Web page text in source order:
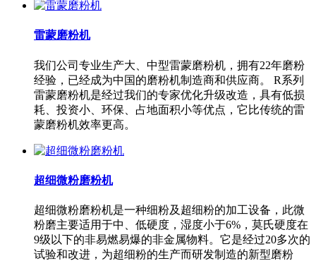
雷蒙磨粉机
我们公司专业生产大、中型雷蒙磨粉机，拥有22年磨粉
经验，已经成为中国的磨粉机制造商和供应商。 R系列
雷蒙磨粉机是经过我们的专家优化升级改造，具有低损
耗、投资小、环保、占地面积小等优点，它比传统的雷
蒙磨粉机效率更高。
超细微粉磨粉机
超细微粉磨粉机是一种细粉及超细粉的加工设备，此微
粉磨主要适用于中、低硬度，湿度小于6%，莫氏硬度在
9级以下的非易燃易爆的非金属物料。它是经过20多次的
试验和改进，为超细粉的生产而研发制造的新型磨粉